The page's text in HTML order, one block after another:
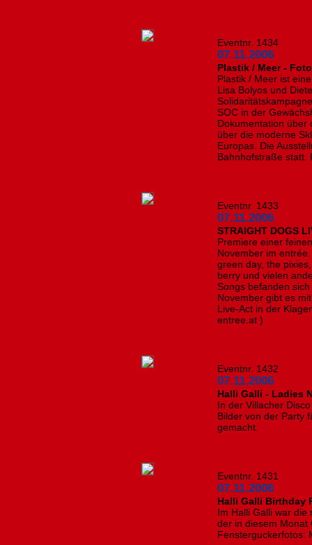
Eventnr. 1434
07.11.2006
Plastik / Meer -
Plastik / Meer ist
Lisa Bolyos und
SOC in der
Dokumentation über
über die moderne
Europas. Die
Bahnhofstraße statt.
Eventnr. 1433
07.11.2006
STRAIGHT DOGS
Premiere einer
November im
green day, the
berry und vielen
Songs befanden
November gibt es
Live-Act in der
entree.at )
Eventnr. 1432
07.11.2006
Halli Galli - Ladies
In der Villacher
Bilder von der Party
gemacht.
Eventnr. 1431
07.11.2006
Halli Galli Birthday
Im Halli Galli war
der in diesem Monat
Fensterguckerfotos: